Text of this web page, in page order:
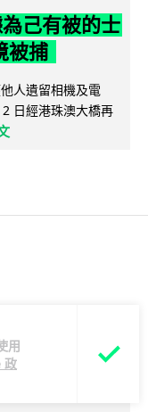
用
政
己有被的士
被捕
人遺留相機及電
日經港珠澳大橋再
每 35 秒自
家私隱堪憂